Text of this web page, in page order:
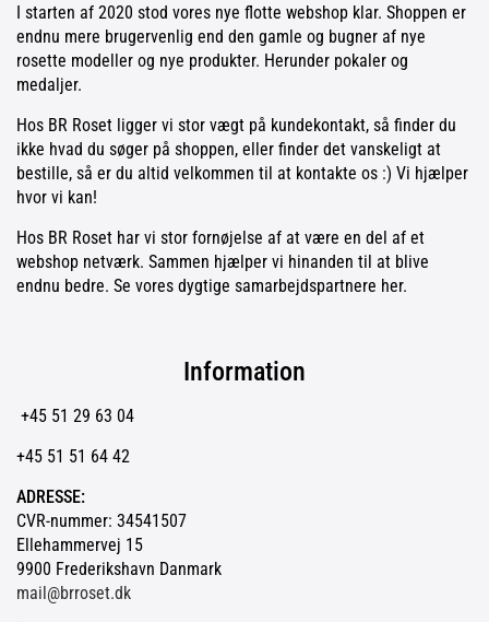
I starten af 2020 stod vores nye flotte webshop klar. Shoppen er
endnu mere brugervenlig end den gamle og bugner af nye
rosette modeller og nye produkter. Herunder pokaler og
medaljer.
Hos BR Roset ligger vi stor vægt på kundekontakt, så finder du
ikke hvad du søger på shoppen, eller finder det vanskeligt at
bestille, så er du altid velkommen til at kontakte os :) Vi hjælper
hvor vi kan!
Hos BR Roset har vi stor fornøjelse af at være en del af et
webshop netværk. Sammen hjælper vi hinanden til at blive
endnu bedre. Se vores dygtige samarbejdspartnere her.
Information
+45 51 29 63 04
+45 51 51 64 42
ADRESSE:
CVR-nummer: 34541507
Ellehammervej 15
9900 Frederikshavn Danmark
mail@brroset.dk